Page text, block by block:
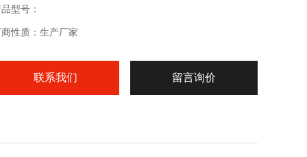
型号：
性质：生产厂家
联系我们 留言询价